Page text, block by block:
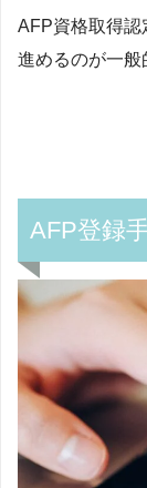
AFP資格取得認
進めるのが一般
AFP登録